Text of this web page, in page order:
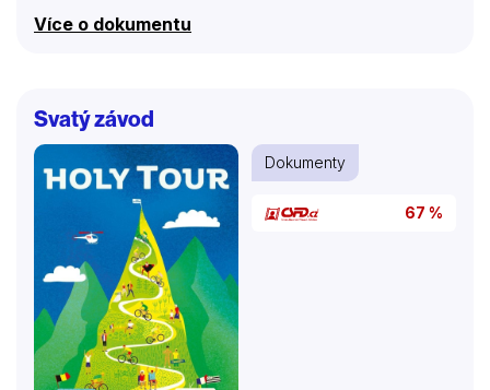
Více o dokumentu
Svatý závod
Dokumenty
67 %